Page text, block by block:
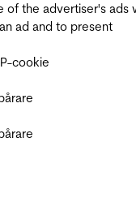
of the advertiser's ads
ad and to present
cookie